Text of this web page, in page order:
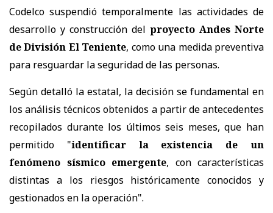
Codelco suspendió temporalmente las actividades de
desarrollo y construcción del proyecto Andes Norte
de División El Teniente, como una medida preventiva
para resguardar la seguridad de las personas.
Según detalló la estatal, la decisión se fundamental en
los análisis técnicos obtenidos a partir de antecedentes
recopilados durante los últimos seis meses, que han
permitido "identificar la existencia de un
fenómeno sísmico emergente, con características
distintas a los riesgos históricamente conocidos y
gestionados en la operación".